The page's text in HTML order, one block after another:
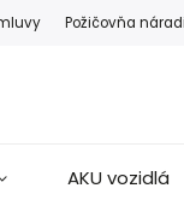
Požičovňa
AKU vozidlá